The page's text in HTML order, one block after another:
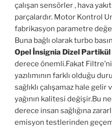
çalışan sensörler , hava yakıt
parçalardır. Motor Kontrol
fabrikasyon parametre
Buna bağlı olarak turbo
Opel İnsignia Dizel
derece önemli.Fakat
yazılımının farklı olduğu
sağlıklı çalışamaz hale
yağının kalitesi değişir.Bu
derece insan sağlığına
emisyon testlerinden